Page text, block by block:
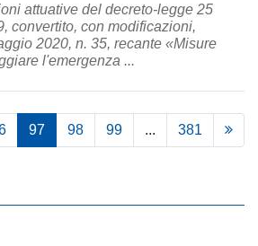
attuative del decreto-legge 25
convertito, con modificazioni,
2020, n. 35, recante «Misure
l'emergenza ...
97 98 99 ... 381